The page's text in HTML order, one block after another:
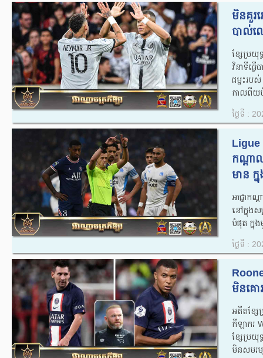
មិនគួរ
បាល់​ល
ខ្សែ​ប្រ
វិនាទី​​ធ្វ
ជម្នះ​រ
កាល​ពី​យ
ថ្ងៃទី :
Ligue
កណ្ដា
មាន ក្
អាជ្ញា
នៅក្នុងស
បំផុត ក្នុ
ថ្ងៃទី :
មិនគោ
អតីតខ្ស
កីឡាករ
ខ្សែប្រ
មិនសមរ